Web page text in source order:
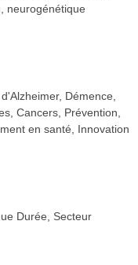
neurogénétique
Démence,
Cancers, Prévention,
en santé, Innovation
Durée, Secteur